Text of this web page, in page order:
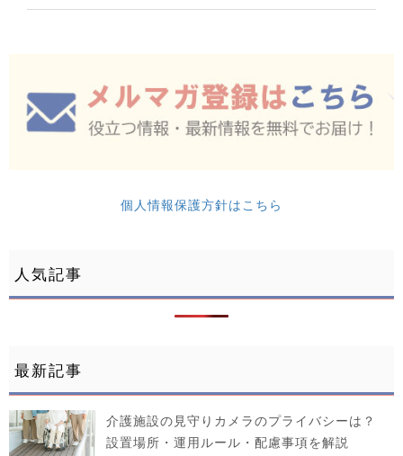
個人情報保護方針はこちら
人気記事
最新記事
介護施設の見守りカメラのプライバシーは？
設置場所・運用ルール・配慮事項を解説